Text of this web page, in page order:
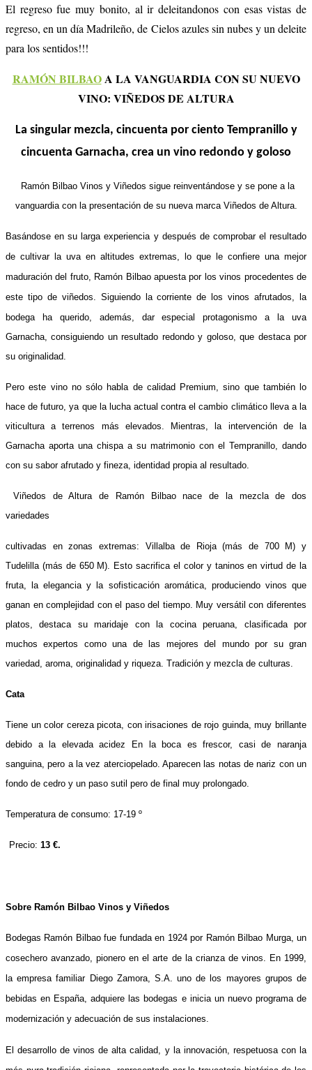
El regreso fue muy bonito, al ir deleitandonos con esas vistas de
regreso, en un día Madrileño, de Cielos azules sin nubes y un deleite
para los sentidos!!!
RAMÓN BILBAOA LA VANGUARDIA CON SU NUEVO
VINO: VIÑEDOS DE ALTURA
La singular mezcla, cincuenta por ciento Tempranillo y
cincuenta Garnacha, crea un vino redondo y goloso
Ramón Bilbao Vinos y Viñedos sigue reinventándose y se pone a la
vanguardia con la presentación de su nueva marca Viñedos de Altura.
Basándose en su larga experiencia y después de comprobar el resultado
de cultivar la uva en altitudes extremas, lo que le confiere una mejor
maduración del fruto, Ramón Bilbao apuesta por los vinos procedentes de
este tipo de viñedos. Siguiendo la corriente de losvinos afrutados, la
bodega ha querido, además, dar especial protagonismo a la uva
Garnacha, consiguiendo un resultado redondo y goloso, que destaca por
su originalidad.
Pero este vino no sólo habla de calidad Premium, sino que también lo
hace de futuro, ya que la lucha actual contra el cambio climático lleva a la
viticultura a terrenos más elevados. Mientras, la intervención de la
Garnacha aporta una chispa a su matrimonio con el Tempranillo, dando
con su sabor afrutado y fineza, identidad propia al resultado.
Viñedos de Altura de Ramón Bilbao nace de la mezcla de dos
variedades
cultivadas en zonas extremas: Villalba de Rioja (más de 700 M) y
Tudelilla (más de 650 M). Esto sacrifica el color y taninos en virtud de la
fruta, la elegancia y la sofisticación aromática, produciendo vinos que
ganan en complejidad con el paso del tiempo. Muy versátil con diferentes
platos, destaca su maridaje con la cocina peruana, clasificada por
muchos expertos como una de las mejores del mundo por su gran
variedad, aroma, originalidad y riqueza. Tradición y mezcla de culturas.
Cata
Tiene un color cereza picota, con irisaciones de rojo guinda, muy brillante
debido a la elevada acidez En la boca es frescor, casi de naranja
sanguina, pero a la vez aterciopelado. Aparecen las notas de nariz con un
fondo de cedro y un paso sutil pero de final muy prolongado.
Temperatura de consumo: 17-19 º
Precio: 13 €.
Sobre Ramón Bilbao Vinos y Viñedos
Bodegas Ramón Bilbaofue fundada en 1924 por Ramón Bilbao Murga, un
cosechero avanzado, pionero en el arte de la crianza de vinos. En 1999,
la empresa familiar Diego Zamora, S.A. uno de los mayores grupos de
bebidas en España, adquiere las bodegas e inicia un nuevo programa de
modernización y adecuación de sus instalaciones.
El desarrollo de vinos de alta calidad, y la innovación, respetuosa con la